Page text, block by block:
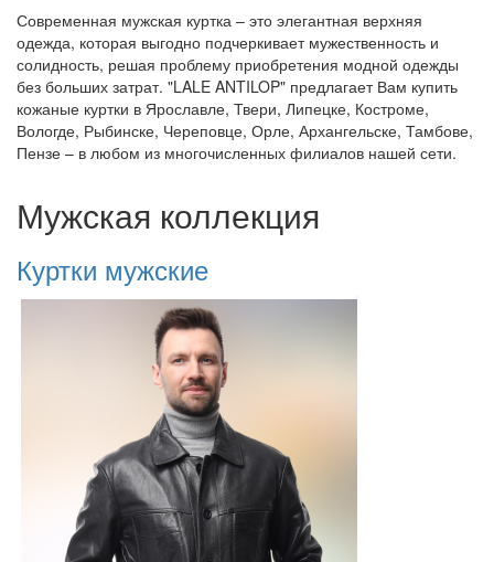
Современная мужская куртка – это элегантная верхняя
одежда, которая выгодно подчеркивает мужественность и
солидность, решая проблему приобретения модной одежды
без больших затрат. "LALE ANTILOP" предлагает Вам купить
кожаные куртки в Ярославле, Твери, Липецке, Костроме,
Вологде, Рыбинске, Череповце, Орле, Архангельске, Тамбове,
Пензе – в любом из многочисленных филиалов нашей сети.
Мужская коллекция
Куртки мужские